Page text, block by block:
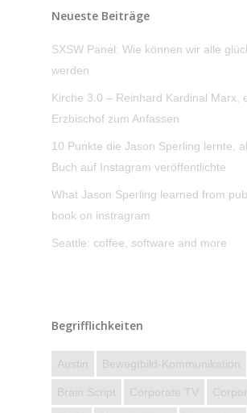
Neueste Beiträge
SXSW Panel: Wie können wir alle
werden
Kirche 3.0 – Reinhard Kardinal Marx,
Erzbischof zum Anfassen
10 Punkte die Jason Sperling lernte,
Buch auf Instagram veröffentlichte
What Jason Sperling learned from
book on instragram
Seattle: coffee, software and more
Begrifflichkeiten
Austin Bewegtbild-Kommunikation
Brain Script Corporate TV